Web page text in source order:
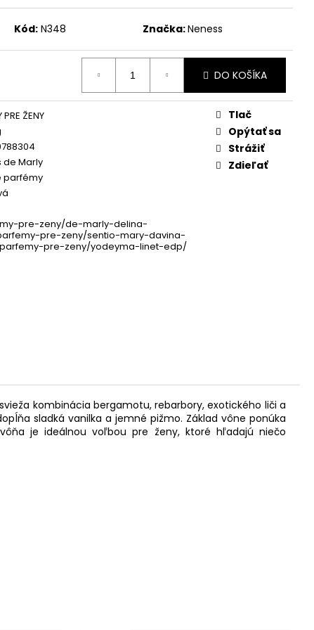
Kód: N348 Značka:Neness
DO KOŠÍKA
PRE ŽENY
de Marly
parfémy
pre-zeny/de-marly-delina-
pre-zeny/sentio-mary-davina-
pre-zeny/yodeyma-linet-edp/
Tlač
Opýtať sa
Strážiť
Zdieľať
kombinácia bergamotu, rebarbory, exotického liči a
sladká vanilka a jemné pižmo. Základ vône ponúka
je ideálnou voľbou pre ženy, ktoré hľadajú niečo